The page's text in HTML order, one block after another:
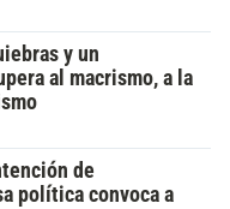
y un
al macrismo, a la
de
política convoca a